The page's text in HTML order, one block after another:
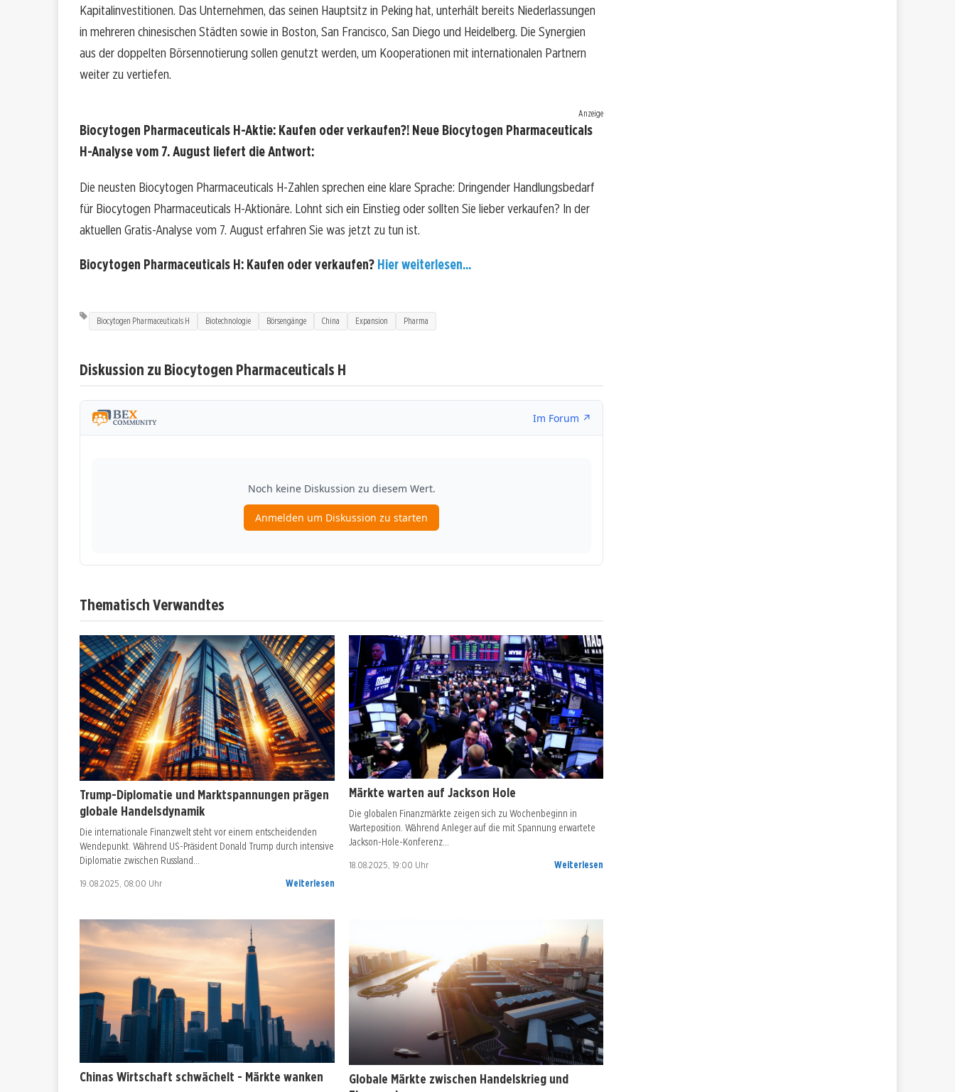
Kapitalinvestitionen. Das Unternehmen, das seinen Hauptsitz in Peking hat, unterhält bereits Niederlassungen
in mehreren chinesischen Städten sowie in Boston, San Francisco, San Diego und Heidelberg. Die Synergien
aus der doppelten Börsennotierung sollen genutzt werden, um Kooperationen mit internationalen Partnern
weiter zu vertiefen.
Anzeige
Biocytogen Pharmaceuticals H-Aktie: Kaufen oder verkaufen?! Neue Biocytogen Pharmaceuticals
H-Analyse vom 7. August liefert die Antwort:
Die neusten Biocytogen Pharmaceuticals H-Zahlen sprechen eine klare Sprache: Dringender Handlungsbedarf
für Biocytogen Pharmaceuticals H-Aktionäre. Lohnt sich ein Einstieg oder sollten Sie lieber verkaufen? In der
aktuellen Gratis-Analyse vom 7. August erfahren Sie was jetzt zu tun ist.
Biocytogen Pharmaceuticals H: Kaufen oder verkaufen? Hier weiterlesen...
Biocytogen Pharmaceuticals H Biotechnologie Börsengänge China Expansion Pharma
Diskussion zu Biocytogen Pharmaceuticals H
Thematisch Verwandtes
Trump-Diplomatie und Marktspannungen prägen
globale Handelsdynamik
Die internationale Finanzwelt steht vor einem entscheidenden
Wendepunkt. Während US-Präsident Donald Trump durch intensive
Diplomatie zwischen Russland…
19.08.2025, 08:00 Uhr Weiterlesen
Märkte warten auf Jackson Hole
Die globalen Finanzmärkte zeigen sich zu Wochenbeginn in
Warteposition. Während Anleger auf die mit Spannung erwartete
Jackson-Hole-Konferenz…
18.08.2025, 19:00 Uhr Weiterlesen
Chinas Wirtschaft schwächelt - Märkte wanken
Globale Märkte zwischen Handelskrieg und